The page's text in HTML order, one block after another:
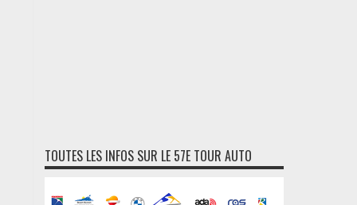
TOUTES LES INFOS SUR LE 57E TOUR AUTO